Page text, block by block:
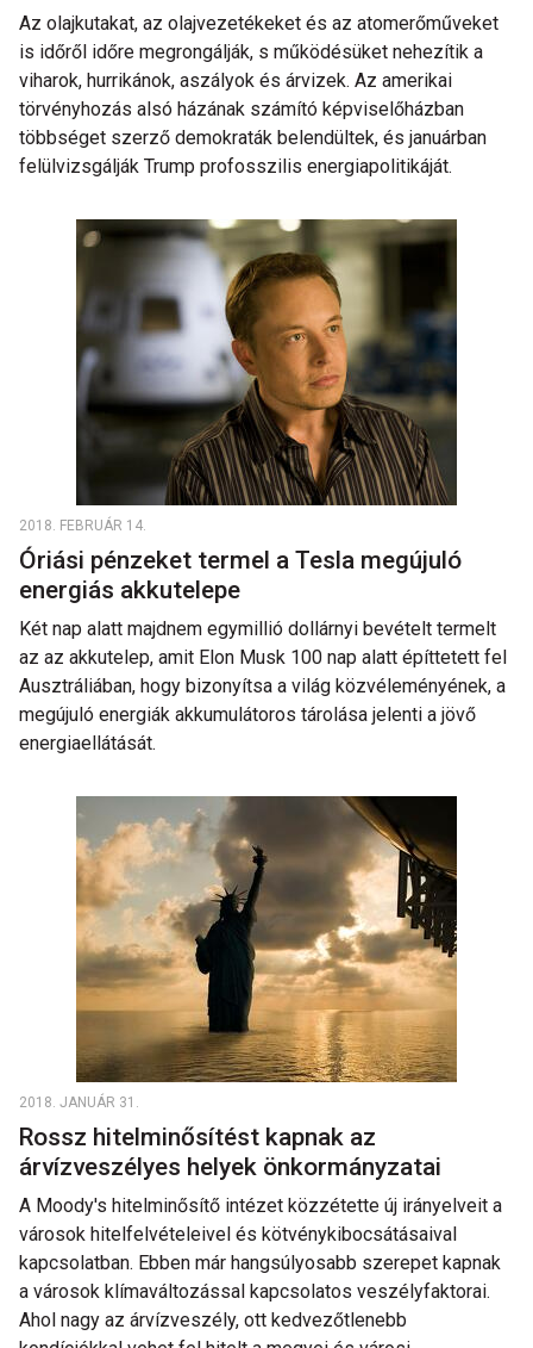
Az olajkutakat, az olajvezetékeket és az atomerőműveket
is időről időre megrongálják, s működésüket nehezítik a
viharok, hurrikánok, aszályok és árvizek. Az amerikai
törvényhozás alsó házának számító képviselőházban
többséget szerző demokraták belendültek, és januárban
felülvizsgálják Trump profosszilis energiapolitikáját.
2018. FEBRUÁR 14.
Óriási pénzeket termel a Tesla megújuló
energiás akkutelepe
Két nap alatt majdnem egymillió dollárnyi bevételt termelt
az az akkutelep, amit Elon Musk 100 nap alatt építtetett fel
Ausztráliában, hogy bizonyítsa a világ közvéleményének, a
megújuló energiák akkumulátoros tárolása jelenti a jövő
energiaellátását.
2018. JANUÁR 31.
Rossz hitelminősítést kapnak az
árvízveszélyes helyek önkormányzatai
A Moody's hitelminősítő intézet közzétette új irányelveit a
városok hitelfelvételeivel és kötvénykibocsátásaival
kapcsolatban. Ebben már hangsúlyosabb szerepet kapnak
a városok klímaváltozással kapcsolatos veszélyfaktorai.
Ahol nagy az árvízveszély, ott kedvezőtlenebb